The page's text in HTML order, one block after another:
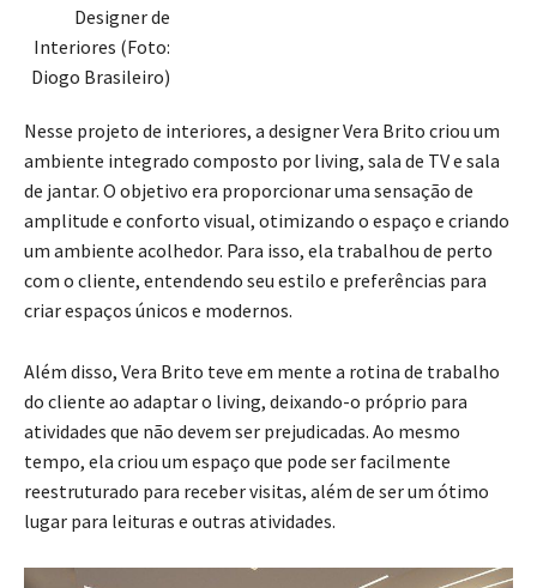
Designer de
Interiores (Foto:
Diogo Brasileiro)
Nesse projeto de interiores, a designer Vera Brito criou um
ambiente integrado composto por living, sala de TV e sala
de jantar. O objetivo era proporcionar uma sensação de
amplitude e conforto visual, otimizando o espaço e criando
um ambiente acolhedor. Para isso, ela trabalhou de perto
com o cliente, entendendo seu estilo e preferências para
criar espaços únicos e modernos.
Além disso, Vera Brito teve em mente a rotina de trabalho
do cliente ao adaptar o living, deixando-o próprio para
atividades que não devem ser prejudicadas. Ao mesmo
tempo, ela criou um espaço que pode ser facilmente
reestruturado para receber visitas, além de ser um ótimo
lugar para leituras e outras atividades.